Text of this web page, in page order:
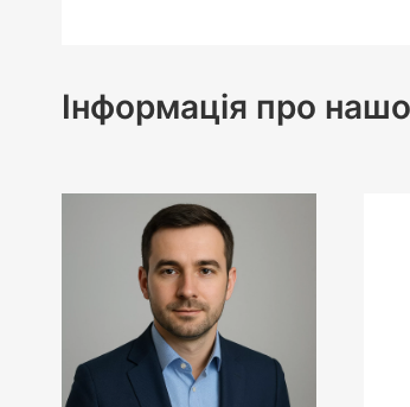
Інформація про